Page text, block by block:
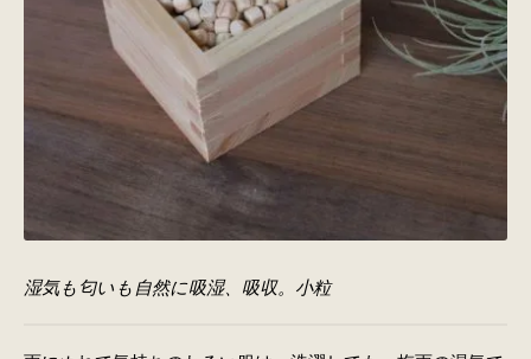
湿気も匂いも自然に吸湿、吸収。小粒